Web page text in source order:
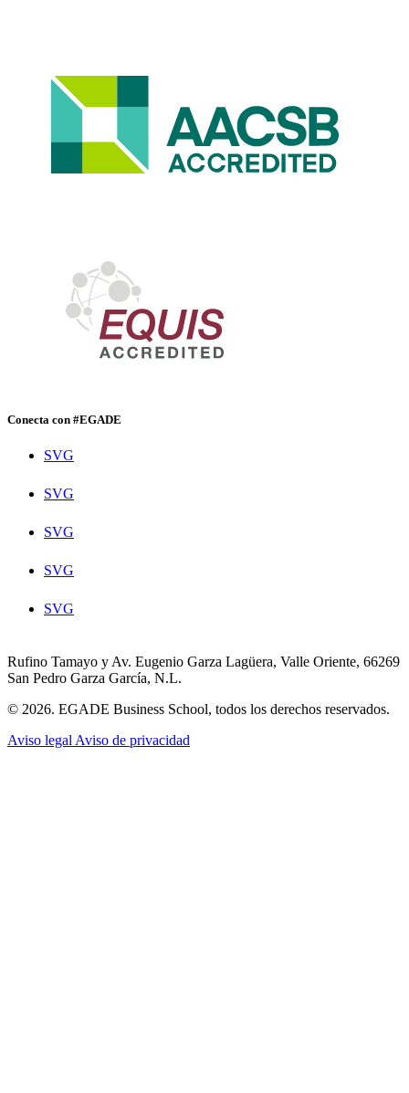
Conecta con #EGADE
SVG
SVG
SVG
SVG
SVG
Rufino Tamayo y Av. Eugenio Garza Lagüera, Valle Oriente, 66269
San Pedro Garza García, N.L.
© 2026. EGADE Business School, todos los derechos reservados.
Aviso legalAviso de privacidad